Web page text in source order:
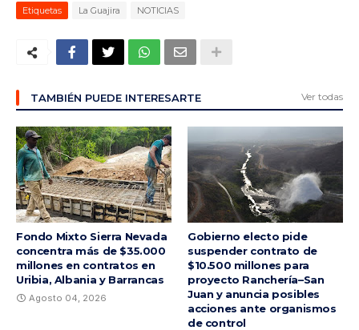
Etiquetas La Guajira NOTICIAS
TAMBIÉN PUEDE INTERESARTE Ver todas
Fondo Mixto Sierra Nevada
concentra más de $35.000
millones en contratos en
Uribia, Albania y Barrancas
Agosto 04, 2026
Gobierno electo pide
suspender contrato de
$10.500 millones para
proyecto Ranchería–San
Juan y anuncia posibles
acciones ante organismos
de control